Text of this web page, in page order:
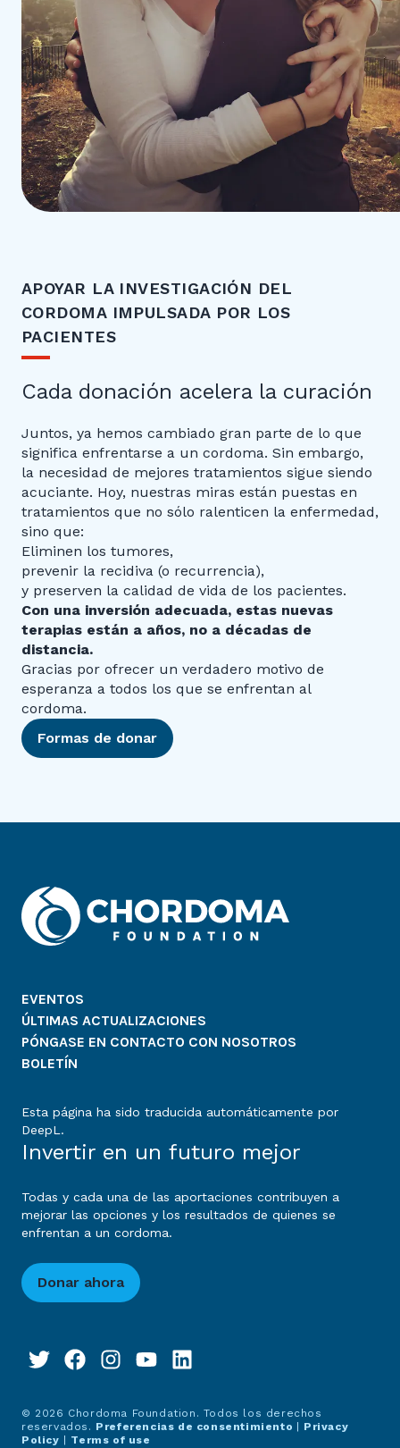
APOYAR LA INVESTIGACIÓN DEL
CORDOMA IMPULSADA POR LOS
PACIENTES
Cada donación acelera la curación
Juntos, ya hemos cambiado gran parte de lo que
significa enfrentarse a un cordoma. Sin embargo,
la necesidad de mejores tratamientos sigue siendo
acuciante. Hoy, nuestras miras están puestas en
tratamientos que no sólo ralenticen la enfermedad,
sino que:
Eliminen los tumores,
prevenir la recidiva (o recurrencia),
y preserven la calidad de vida de los pacientes.
Con una inversión adecuada, estas nuevas
terapias están a años, no a décadas de
distancia.
Gracias por ofrecer un verdadero motivo de
esperanza a todos los que se enfrentan al
cordoma.
Formas de donar
EVENTOS
ÚLTIMAS ACTUALIZACIONES
PÓNGASE EN CONTACTO CON NOSOTROS
BOLETÍN
Esta página ha sido traducida automáticamente por
DeepL.
Invertir en un futuro mejor
Todas y cada una de las aportaciones contribuyen a
mejorar las opciones y los resultados de quienes se
enfrentan a un cordoma.
Donar ahora
© 2026 Chordoma Foundation. Todos los derechos
reservados. Preferencias de consentimiento
Privacy
Policy
Terms of use